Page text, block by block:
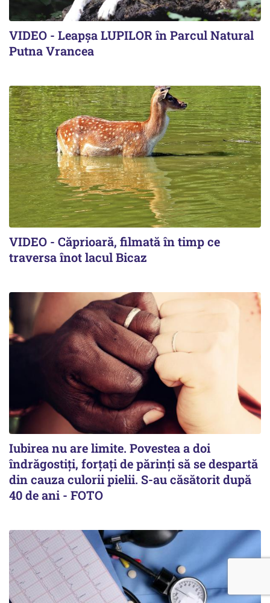
VIDEO - Leapșa LUPILOR în Parcul Natural
Putna Vrancea
VIDEO - Căprioară, filmată în timp ce
traversa înot lacul Bicaz
Iubirea nu are limite. Povestea a doi
îndrăgostiţi, forţaţi de părinţi să se despartă
din cauza culorii pielii. S-au căsătorit după
40 de ani - FOTO